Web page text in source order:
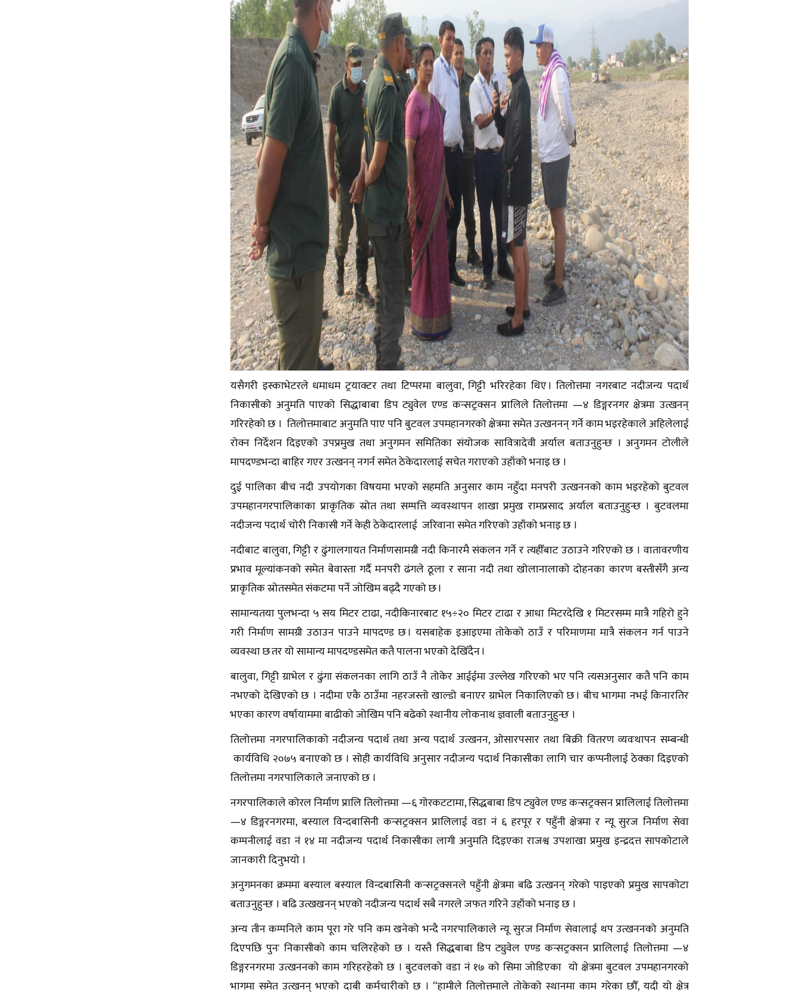
यसैगरी इस्काभेटरले धमाधम ट्रयाक्टर तथा टिप्परमा बालुवा, गिट्टी भरिरहेका थिए । तिलोत्तमा नगरबाट नदीजन्य पदार्थ
निकासीको अनुमति पाएको सिद्धाबाबा डिप ट्युवेल एण्ड कन्सट्रक्सन प्रालिले तिलोत्तमा —४ डिङ्गरनगर क्षेत्रमा उत्खनन्
गरिरहेको छ । तिलोत्तमाबाट अनुमति पाए पनि बुटवल उपमहानगरको क्षेत्रमा समेत उत्खननन् गर्ने काम भइरहेकाले अहिलेलाई
रोक्न निर्देशन दिइएको उपप्रमुख तथा अनुगमन समितिका संयोजक सावित्रादेवी अर्याल बताउनुहुन्छ । अनुगमन टोलीले
मापदण्डभन्दा बाहिर गएर उत्खनन् नगर्न समेत ठेकेदारलाई सचेत गराएको उहाँको भनाइ छ ।
दुई पालिका बीच नदी उपयोगका विषयमा भएको सहमति अनुसार काम नहुँदा मनपरी उत्खननको काम भइरहेको बुटवल
उपमहानगरपालिकाका प्राकृतिक स्रोत तथा सम्पत्ति व्यवस्थापन शाखा प्रमुख रामप्रसाद अर्याल बताउनुहुन्छ । बुटवलमा
नदीजन्य पदार्थ चोरी निकासी गर्ने केही ठेकेदारलाई जरिवाना समेत गरिएको उहाँको भनाइ छ ।
नदीबाट बालुवा, गिट्टी र ढुंगालगायत निर्माणसामग्री नदी किनारमै संकलन गर्ने र त्यहीँबाट उठाउने गरिएको छ । वातावरणीय
प्रभाव मूल्यांकनको समेत बेवास्ता गर्दै मनपरी ढंगले ठूला र साना नदी तथा खोलानालाको दोहनका कारण बस्तीसँगै अन्य
प्राकृतिक स्रोतसमेत संकटमा पर्ने जोखिम बढ्दै गएको छ ।
सामान्यतया पुलभन्दा ५ सय मिटर टाढा, नदीकिनारबाट १५÷२० मिटर टाढा र आधा मिटरदेखि १ मिटरसम्म मात्रै गहिरो हुने
गरी निर्माण सामग्री उठाउन पाउने मापदण्ड छ । यसबाहेक इआइएमा तोकेको ठाउँ र परिमाणमा मात्रै संकलन गर्न पाउने
व्यवस्था छ तर यो सामान्य मापदण्डसमेत कतै पालना भएको देखिँदैन ।
बालुवा, गिट्टी ग्राभेल र ढुंगा संकलनका लागि ठाउँ नै तोकेर आईईमा उल्लेख गरिएको भए पनि त्यसअनुसार कतै पनि काम
नभएको देखिएको छ । नदीमा एकै ठाउँमा नहरजस्तो खाल्डो बनाएर ग्राभेल निकालिएको छ । बीच भागमा नभई किनारतिर
भएका कारण वर्षायाममा बाढीको जोखिम पनि बढेको स्थानीय लोकनाथ ज्ञवाली बताउनुहुन्छ ।
तिलोत्तमा नगरपालिकाको नदीजन्य पदार्थ तथा अन्य पदार्थ उत्खनन, ओसारपसार तथा बिक्री वितरण व्यवःथापन सम्बन्धी
कार्यविधि २०७५ बनाएको छ । सोही कार्यविधि अनुसार नदीजन्य पदार्थ निकासीका लागि चार कप्पनीलाई ठेक्का दिइएको
तिलोत्तमा नगरपालिकाले जनाएको छ ।
नगरपालिकाले कोरल निर्माण प्रालि तिलोत्तमा —६ गोरकटटामा, सिद्धबाबा डिप ट्युवेल एण्ड कन्सट्रक्सन प्रालिलाई तिलोत्तमा
—४ डिङ्गरनगरमा, बस्याल विन्दबासिनी कन्सट्रक्सन प्रालिलाई वडा नं ६ हरपूर र पहुँनी क्षेत्रमा र न्यू सुरज निर्माण सेवा
कम्पनीलाई वडा नं १४ मा नदीजन्य पदार्थ निकासीका लागी अनुमति दिइएका राजश्व उपशाखा प्रमुख इन्द्रदत्त सापकोटाले
जानकारी दिनुभयो ।
अनुगमनका क्रममा बस्याल बस्याल विन्दबासिनी कन्सट्रक्सनले पहुँनी क्षेत्रमा बढि उत्खनन् गरेको पाइएको प्रमुख सापकोटा
बताउनुहुन्छ । बढि उत्खखनन् भएको नदीजन्य पदार्थ सबै नगरले जफत गरिने उहाँको भनाइ छ ।
अन्य तीन कम्पनिले काम पूरा गरे पनि कम खनेको भन्दै नगरपालिकाले न्यू सुरज निर्माण सेवालाई थप उत्खननको अनुमति
दिएपछि पुनः निकासीको काम चलिरहेको छ । यस्तै सिद्धबाबा डिप ट्युवेल एण्ड कन्सट्रक्सन प्रालिलाई तिलोत्तमा —४
डिङ्गरनगरमा उत्खननको काम गरिहरहेको छ । बुटवलको वडा नं १७ को सिमा जोडिएका यो क्षेत्रमा बुटवल उपमहानगरको
भागमा समेत उत्खनन् भएको दाबी कर्मचारीको छ । “हामीले तिलोत्तमाले तोकेको स्थानमा काम गरेका छौँ, यदी यो क्षेत्र